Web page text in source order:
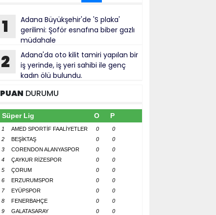
1
Adana Büyükşehir'de 'S plaka'
gerilimi: Şoför esnafına biber gazlı
müdahale
2
Adana'da oto kilit tamiri yapılan bir
iş yerinde, iş yeri sahibi ile genç
kadın ölü bulundu.
PUAN DURUMU
Süper Lig O P
1 AMED SPORTİF FAALİYETLER 0
0
2
BEŞİKTAŞ 0
0
3
CORENDON ALANYASPOR 0
0
4
ÇAYKUR RİZESPOR 0
0
5
ÇORUM 0
0
6
ERZURUMSPOR 0
0
7
EYÜPSPOR 0
0
8
FENERBAHÇE 0
0
9
GALATASARAY 0
0